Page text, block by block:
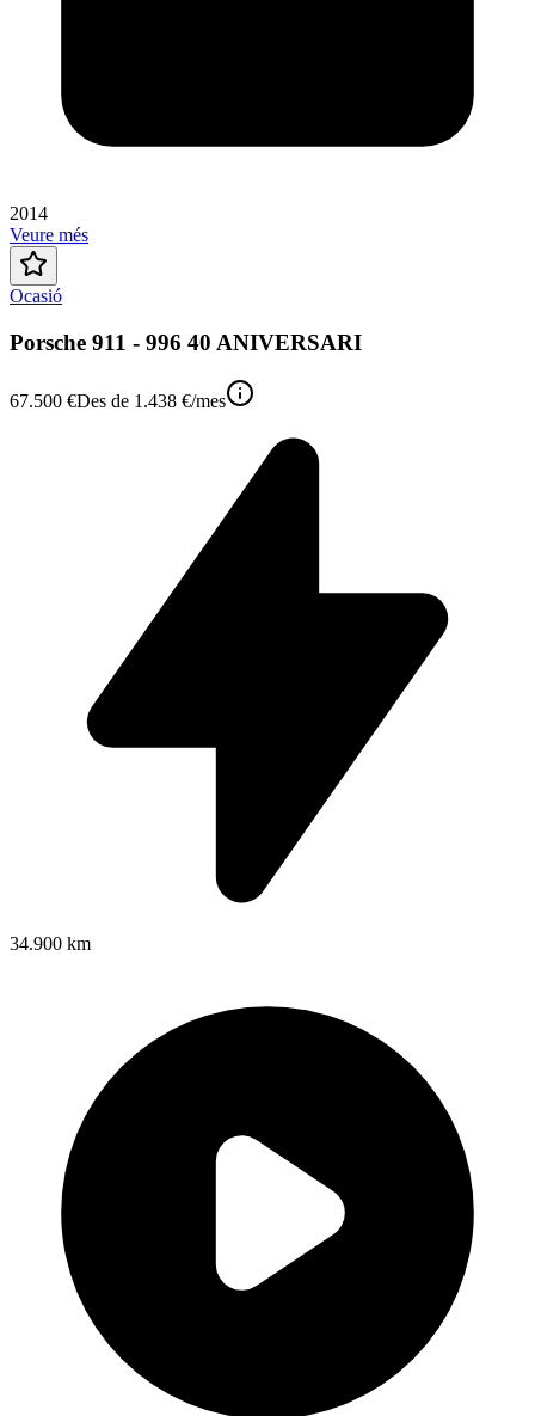
2014
Veure més
Ocasió
Porsche 911 - 996 40 ANIVERSARI
67.500 €Des de 1.438 €/mes
34.900 km